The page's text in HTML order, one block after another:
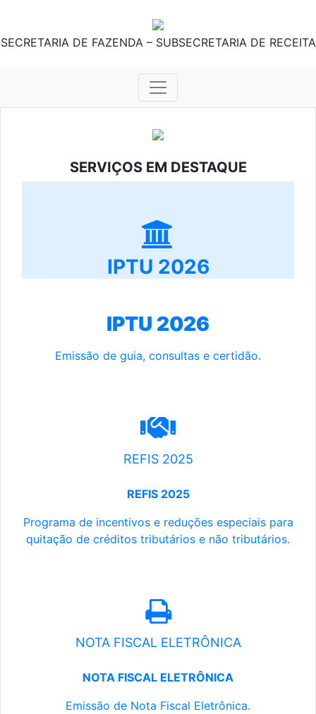
SECRETARIA DE FAZENDA – SUBSECRETARIA DE RECEITA
SERVIÇOS EM DESTAQUE
IPTU 2026
IPTU 2026
Emissão de guia, consultas e certidão.
REFIS 2025
REFIS 2025
Programa de incentivos e reduções especiais para
quitação de créditos tributários e não tributários.
NOTA FISCAL ELETRÔNICA
NOTA FISCAL ELETRÔNICA
Emissão de Nota Fiscal Eletrônica.